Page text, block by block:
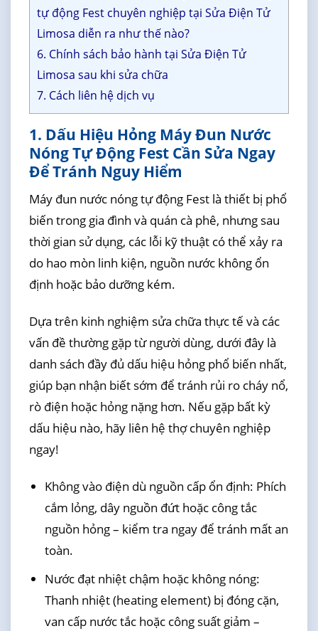
tự động Fest chuyên nghiệp tại Sửa Điện Tử
Limosa diễn ra như thế nào?
6. Chính sách bảo hành tại Sửa Điện Tử
Limosa sau khi sửa chữa
7. Cách liên hệ dịch vụ
1. Dấu Hiệu Hỏng Máy Đun Nước
Nóng Tự Động Fest Cần Sửa Ngay
Để Tránh Nguy Hiểm
Máy đun nước nóng tự động Fest là thiết bị phổ
biến trong gia đình và quán cà phê, nhưng sau
thời gian sử dụng, các lỗi kỹ thuật có thể xảy ra
do hao mòn linh kiện, nguồn nước không ổn
định hoặc bảo dưỡng kém.
Dựa trên kinh nghiệm sửa chữa thực tế và các
vấn đề thường gặp từ người dùng, dưới đây là
danh sách đầy đủ dấu hiệu hỏng phổ biến nhất,
giúp bạn nhận biết sớm để tránh rủi ro cháy nổ,
rò điện hoặc hỏng nặng hơn. Nếu gặp bất kỳ
dấu hiệu nào, hãy liên hệ thợ chuyên nghiệp
ngay!
Không vào điện dù nguồn cấp ổn định: Phích
cắm lỏng, dây nguồn đứt hoặc công tắc
nguồn hỏng – kiểm tra ngay để tránh mất an
toàn.
Nước đạt nhiệt chậm hoặc không nóng:
Thanh nhiệt (heating element) bị đóng cặn,
van cấp nước tắc hoặc công suất giảm –